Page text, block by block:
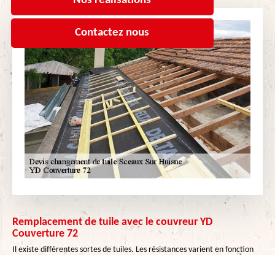
Contactez nous
Remplacement de tuile avec le couvreur YD
Couverture 72
Il existe différentes sortes de tuiles. Les résistances varient en fonction